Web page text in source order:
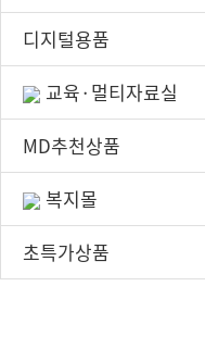
디지털용품
교육·멀티자료실
MD추천상품
복지몰
초특가상품